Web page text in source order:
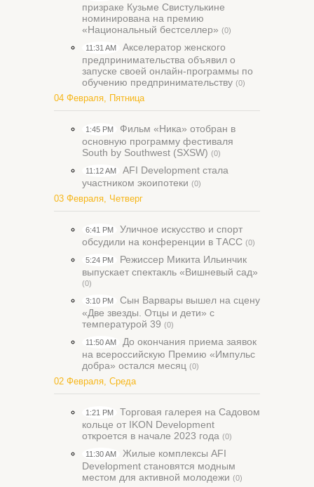
призраке Кузьме Свистулькине
номинирована на премию
«Национальный бестселлер» (0)
11:31 AM
Акселератор женского
предпринимательства объявил о
запуске своей онлайн-программы по
обучению предпринимательству (0)
04 Февраля, Пятница
1:45 PM
Фильм «Ника» отобран в
основную программу фестиваля
South by Southwest (SXSW) (0)
11:12 AM
AFI Development стала
участником экоипотеки (0)
03 Февраля, Четверг
6:41 PM
Уличное искусство и спорт
обсудили на конференции в ТАСС (0)
5:24 PM
Режиссер Микита Ильинчик
выпускает спектакль «Вишневый сад»
(0)
3:10 PM
Сын Варвары вышел на сцену
«Две звезды. Отцы и дети» с
температурой 39 (0)
11:50 AM
До окончания приема заявок
на всероссийскую Премию «Импульс
добра» остался месяц (0)
02 Февраля, Среда
1:21 PM
Торговая галерея на Садовом
кольце от IKON Development
откроется в начале 2023 года (0)
11:30 AM
Жилые комплексы AFI
Development становятся модным
местом для активной молодежи (0)